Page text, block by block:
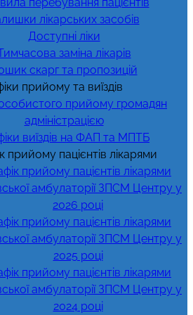
лікарських засобів
Доступні ліки
заміна лікарів
скарг та пропозицій
прийому та виїздів
прийому громадян
адміністрацією
виїздів на ФАП та МПТБ
прийому пацієнтів лікарями
прийому пацієнтів лікарями
амбулаторії ЗПСМ Центру у
2026 році
прийому пацієнтів лікарями
амбулаторії ЗПСМ Центру у
2025 році
прийому пацієнтів лікарями
амбулаторії ЗПСМ Центру у
2024 році